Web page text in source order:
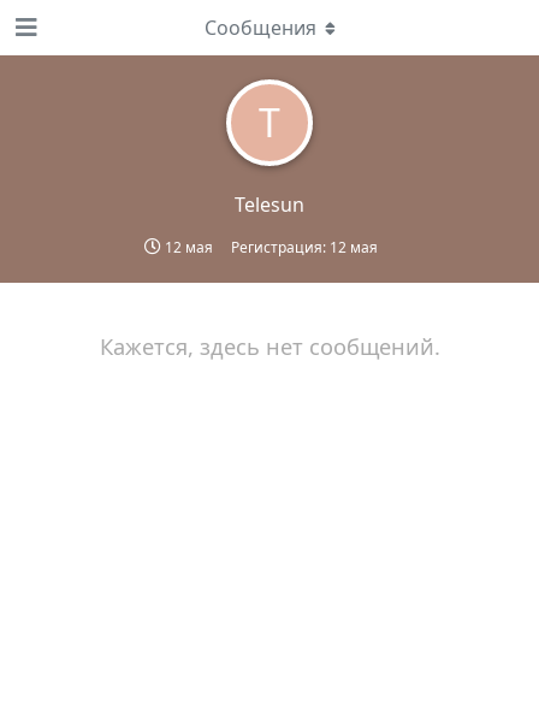
T
Telesun
12 мая Регистрация: 12 мая
Сообщения
Кажется, здесь нет сообщений.